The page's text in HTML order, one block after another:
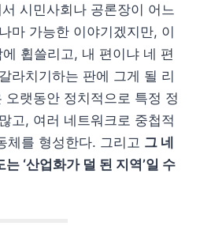
시민사회나 공론장이 어느
마 가능한 이야기겠지만, 이
에 휩쓸리고, 내 편이냐 네 편
라치기하는 판에 그게 될 리
랫동안 정치적으로 특정 정
고, 여러 네트워크로 중첩적
체를 형성한다. 그리고 그 네
‘산업화가 덜 된 지역’일 수